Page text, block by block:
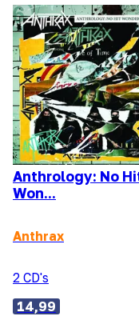
Anthrology: No
Won...
Anthrax
2 CD's
14,99